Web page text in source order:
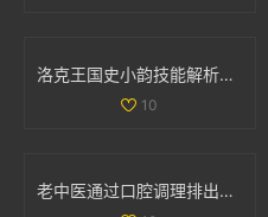
洛克王国史小韵技能解析与专属技能全面解读
10
老中医通过口腔调理排出体内阴毒的方法揭秘